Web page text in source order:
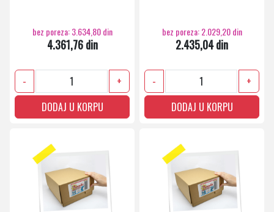
bez poreza: 3.634,80 din
4.361,76 din
-
+
DODAJ U KORPU
bez poreza: 2.029,20 din
2.435,04 din
-
+
DODAJ U KORPU